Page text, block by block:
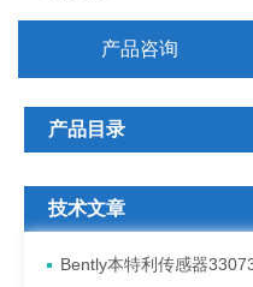
产品咨询
产品目录
技术文章
Bently本特利传感器